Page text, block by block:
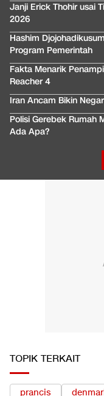
Janji Erick Thohir usai
2026
Hashim
Program Pemerintah
Fakta Menarik
Reacher 4
Iran Ancam Bikin
Polisi Gerebek Rumah
Ada Apa?
TOPIK TERKAIT
prancis